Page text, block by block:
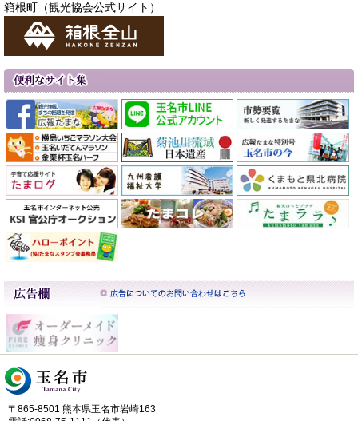
箱根町（観光協会公式サイト）
〒865-8501 熊本県玉名市岩崎163